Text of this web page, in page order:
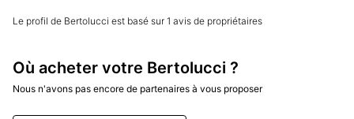
Le profil de Bertolucci est basé sur 1 avis de propriétaires
Où acheter votre Bertolucci ?
Nous n'avons pas encore de partenaires à vous proposer